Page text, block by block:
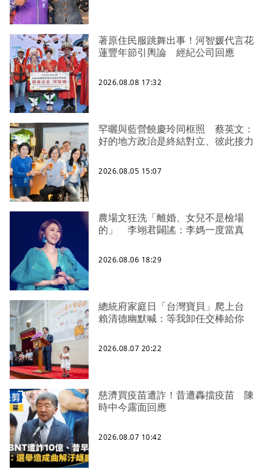
著原住民服跳舞出事！河智媛代言花
蓮豐年節引輿論 經紀公司回應
2026.08.08 17:32
罕曬與藍營饒慶玲同框照 蔡英文：
好的地方政治是終結對立、彼此接力
2026.08.05 15:07
農場文狂洗「離婚、女兒不是檢場
的」 李翊君闢謠：李媽一度當真
2026.08.06 18:29
總統府家庭日「台灣寶貝」爬上台
賴清德幽默喊：等我卸任交棒給你
2026.08.07 20:22
慈濟買疫苗遭詐！昔遭轟擋疫苗 陳
時中今露面回應
2026.08.07 10:42